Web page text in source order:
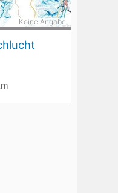
Keine Angabe